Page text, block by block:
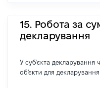
15. Робота за
декларування
У суб'єкта декларування
об'єкти для декларування